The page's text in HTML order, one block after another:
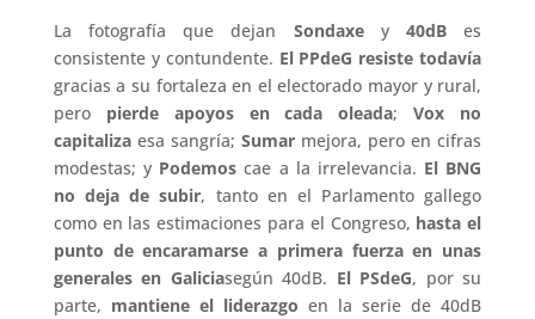
La fotografía que dejan Sondaxey 40dB es
consistente y contundente. El PPdeG resiste todavía
gracias a su fortaleza en el electorado mayor y rural,
pero pierde apoyos en cada oleada;Vox no
capitalizaesa sangría; Sumarmejora, pero en cifras
modestas; y Podemos cae a la irrelevancia. El BNG
no deja de subir, tanto en el Parlamento gallego
como en las estimaciones para el Congreso, hasta el
punto de encaramarse a primera fuerza en unas
generales en Galiciasegún 40dB. El PSdeG, por su
parte, mantiene el liderazgo en la serie de 40dB